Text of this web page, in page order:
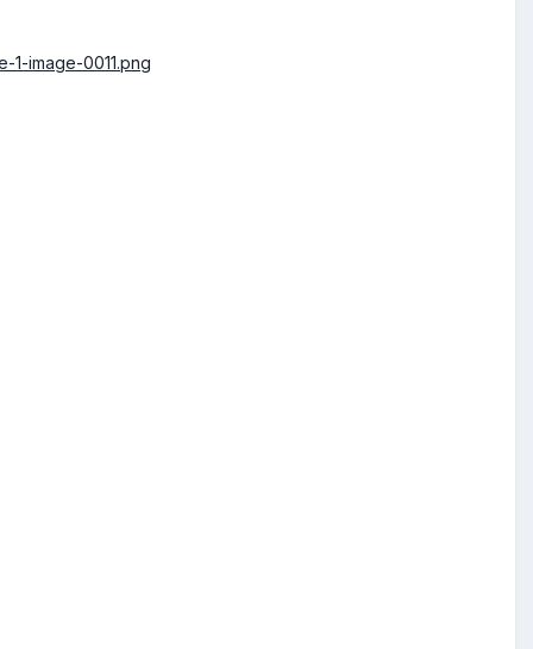
1-image-0011.png